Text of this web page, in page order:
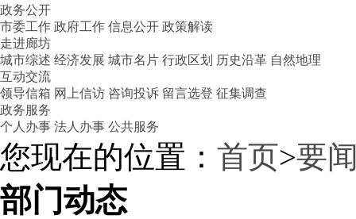
政务公开
市委工作 政府工作 信息公开 政策解读
走进廊坊
城市综述 经济发展 城市名片 行政区划 历史沿革 自然地理
互动交流
领导信箱 网上信访 咨询投诉 留言选登 征集调查
政务服务
个人办事 法人办事 公共服务
您现在的位置： 首页>要
部门动态